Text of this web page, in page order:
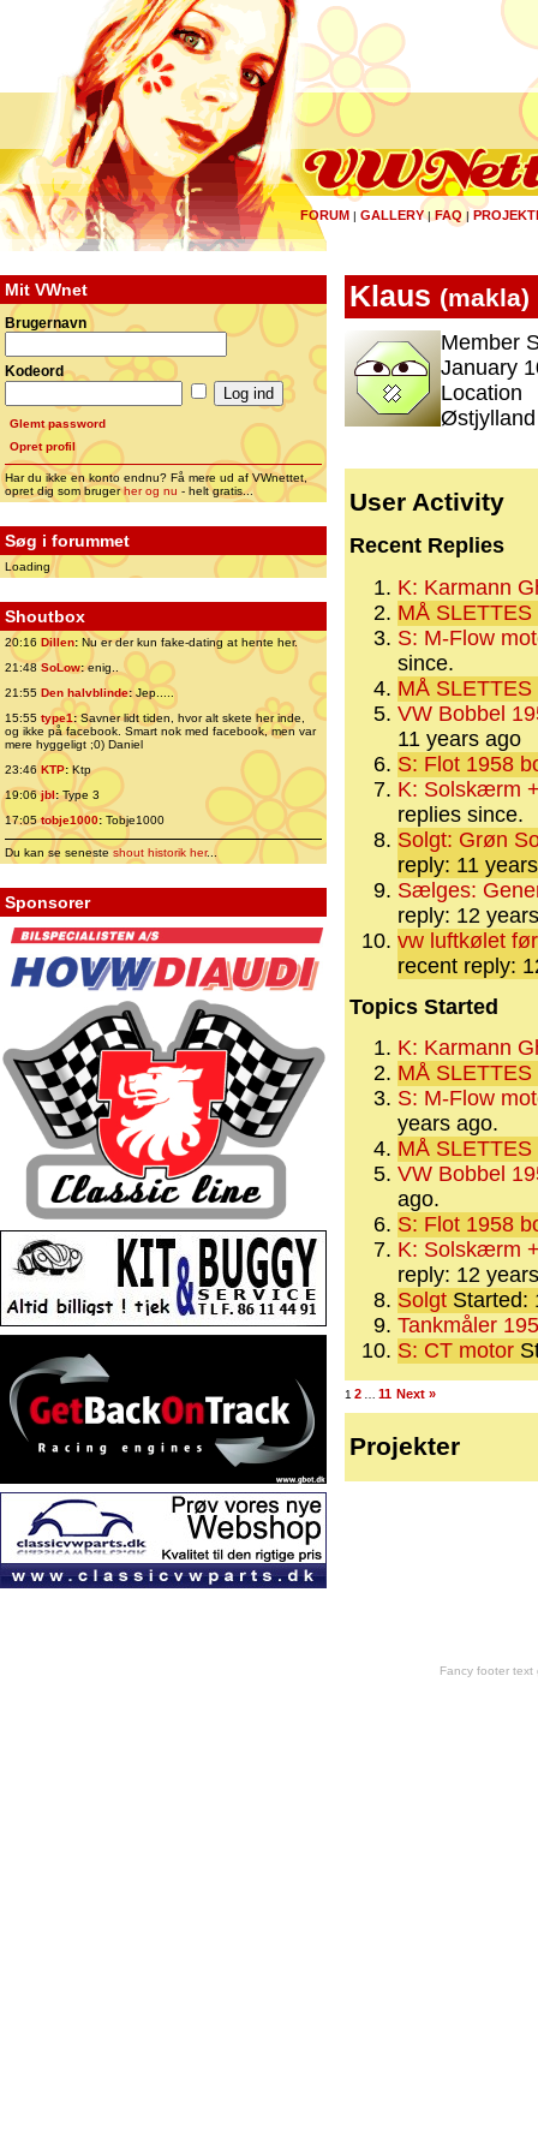
FORUM | GALLERY|FAQ |
Mit VWnet
Brugernavn
Kodeord
Glemt password
Opret profil
Har du ikke en konto endnu? Få mere ud af VWnettet,
opret dig som brugerher og nu - helt gratis...
Søg i forummet
Loading
Shoutbox
20:16 Dillen: Nu er der kun fake-dating at hente her.
21:48 SoLow:enig..
21:55 Den halvblinde:Jep.....
15:55 type1:Savner lidt tiden, hvor alt skete her inde,
og ikke på facebook. Smart nok med facebook, men var
mere hyggeligt ;0) Daniel
23:46 KTP:Ktp
19:06jbl:Type 3
17:05tobje1000: Tobje1000
Du kan se senesteshout historik her...
Sponsorer
Klaus (makla)
Member
January
Location
Østjylland
User Activity
Recent Replies
K: Karmann
MÅ SLETTES
S: M-Flow
since.
MÅ SLETTES
VW Bobbel
11 years ago
S: Flot 1958
K: Solskærm
replies since.
Solgt: Grøn
reply: 11
Sælges:
reply: 12
vw luftkølet
recent reply:
Topics Started
K: Karmann
MÅ SLETTES
S: M-Flow
years ago.
MÅ SLETTES
VW Bobbel
ago.
S: Flot 1958
K: Solskærm
reply: 12
Solgt Started:
Tankmåler
S: CT motor
1 2 11 Next »
Projekter
Fancy footer